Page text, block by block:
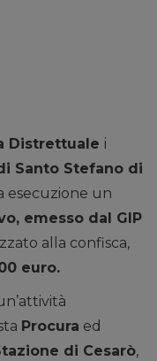
Distrettuale i
Santo Stefano di
esecuzione un
emesso dal GIP
alla confisca,
euro.
Procura ed
di Cesarò,